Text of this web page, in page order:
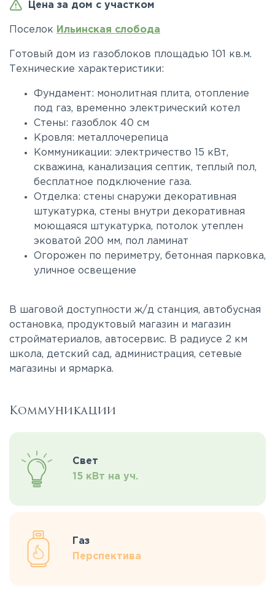
Цена за дом с участком
Поселок Ильинская слобода
Готовый дом из газоблоков площадью 101 кв.м.
Технические характеристики:
Фундамент: монолитная плита, отопление
под газ, временно электрический котел
Стены: газоблок 40 см
Кровля: металлочерепица
Коммуникации: электричество 15 кВт,
скважина, канализация септик, теплый пол,
бесплатное подключение газа.
Отделка: стены снаружи декоративная
штукатурка, стены внутри декоративная
моющаяся штукатурка, потолок утеплен
эковатой 200 мм, пол ламинат
Огорожен по периметру, бетонная парковка,
уличное освещение
В шаговой доступности ж/д станция, автобусная
остановка, продуктовый магазин и магазин
стройматериалов, автосервис. В радиусе 2 км
школа, детский сад, администрация, сетевые
магазины и ярмарка.
Коммуникации
Свет
15 кВт на уч.
Газ
Перспектива